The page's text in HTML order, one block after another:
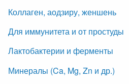
Коллаген, аодзиру, женшень
Для иммунитета и от простуды
Лактобактерии и ферменты
Минералы (Ca, Mg, Zn и др.)